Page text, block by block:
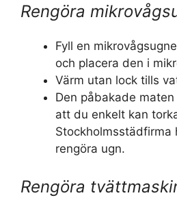
Rengöra
Fyll en
och placera den i
Värm utan lock tills
Den påbakade
att du enkelt kan
Stockholmsstädfirma
rengöra ugn.
Rengöra